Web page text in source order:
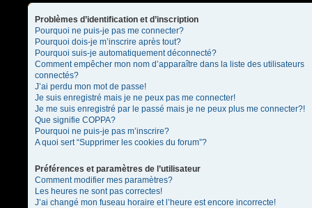
Problèmes d’identification et d’inscription
Pourquoi ne puis-je pas me connecter?
Pourquoi dois-je m’inscrire après tout?
Pourquoi suis-je automatiquement déconnecté?
Comment empêcher mon nom d’apparaître dans la liste des utilisateurs
connectés?
J’ai perdu mon mot de passe!
Je suis enregistré mais je ne peux pas me connecter!
Je me suis enregistré par le passé mais je ne peux plus me connecter?!
Que signifie COPPA?
Pourquoi ne puis-je pas m’inscrire?
A quoi sert “Supprimer les cookies du forum”?
Préférences et paramètres de l’utilisateur
Comment modifier mes paramètres?
Les heures ne sont pas correctes!
J’ai changé mon fuseau horaire et l’heure est encore incorrecte!